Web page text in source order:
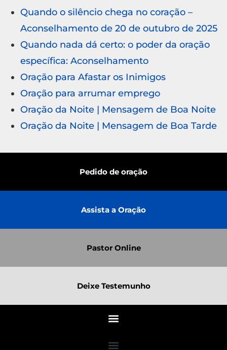
Quando o silêncio chega no coração –
Aconselhamento de 20 de outubro de 2025
Quando nada dá certo: o poder da oração
específica: Aconselhamento
Oração para Afastar os Inimigos
Oração para arrumar emprego
Oração da Noite | Mensagem de Boa Noite
Oração da Noite | Mensagem de Boa Tarde
Pedido de oração
Assista a Oração
Pastor Online
Deixe Testemunho